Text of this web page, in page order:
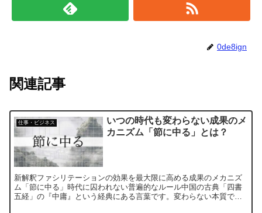
0de8ign
関連記事
仕事・ビジネス
いつの時代も変わらない成果のメ
カニズム「節に中る」とは？
新解釈ファシリテーションの効果を最大限に高める成果のメカニズ
ム「節に中る」時代に囚われない普遍的なルール中国の古典「四書
五経」の『中庸』という経典にある言葉です。変わらない本質であ